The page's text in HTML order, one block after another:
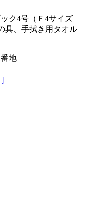
ク4号（Ｆ4サイズ
具、手拭き用タオル
地